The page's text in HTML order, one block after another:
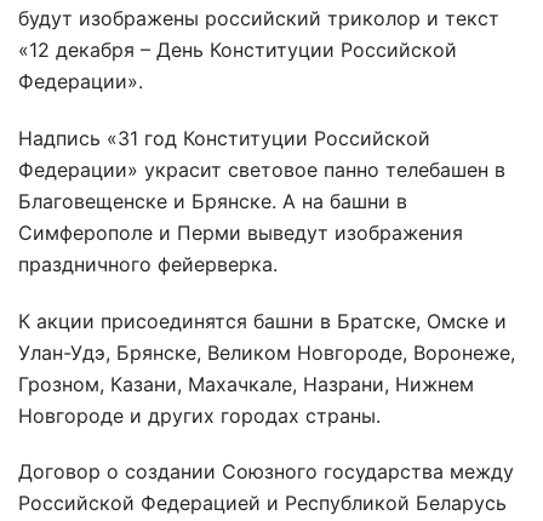
будут изображены российский триколор и текст
«12 декабря – День Конституции Российской
Федерации».
Надпись «31 год Конституции Российской
Федерации» украсит световое панно телебашен в
Благовещенске и Брянске. А на башни в
Симферополе и Перми выведут изображения
праздничного фейерверка.
К акции присоединятся башни в Братске, Омске и
Улан-Удэ, Брянске, Великом Новгороде, Воронеже,
Грозном, Казани, Махачкале, Назрани, Нижнем
Новгороде и других городах страны.
Договор о создании Союзного государства между
Российской Федерацией и Республикой Беларусь